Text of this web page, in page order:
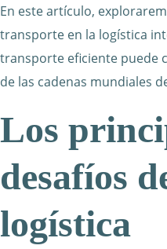
En este artículo,
transporte en la logística
transporte eficiente puede
de las cadenas mundiales
Los
desafíos
logística